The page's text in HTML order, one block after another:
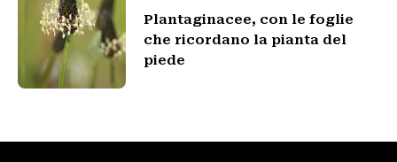
Plantaginacee, con le foglie
che ricordano la pianta del
piede